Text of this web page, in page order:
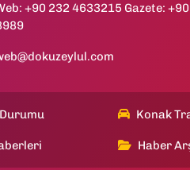
+90 232 4633215 Gazete:
Konak
Haber